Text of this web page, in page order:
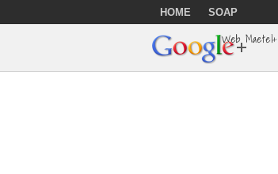
HOME SOAP
Web Maetel+